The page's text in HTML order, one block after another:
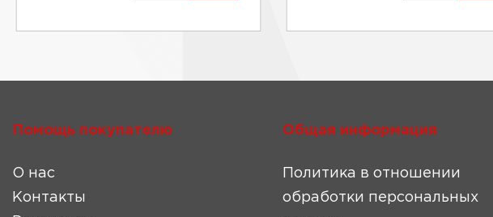
Помощь покупателю
О нас
Контакты
Общая информация
Политика в отношении
обработки персональных